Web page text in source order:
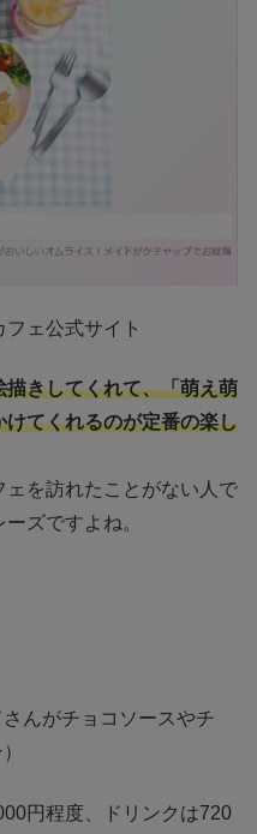
ェ公式サイト
描きしてくれて、「萌え萌
けてくれるのが定番の楽し
を訪れたことがない人で
ズですよね。
んがチョコソースやチ
円程度、ドリンクは720